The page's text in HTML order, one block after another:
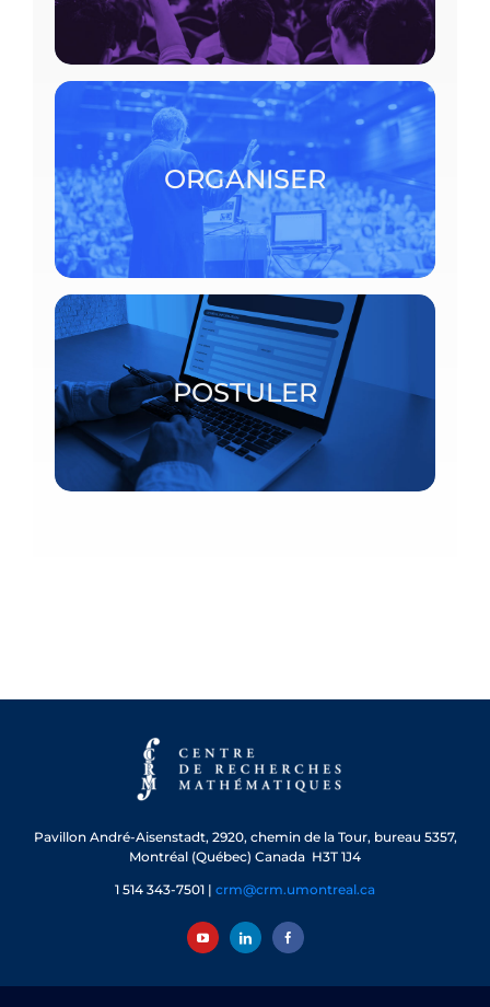
PARTICIPER
ORGANISER
Pour organiser un événement scientifique au
CRM, consulter les procédures détaillées.
ORGANISER
POSTULER
Bourses postdoctorales et chercheurs invités
POSTULER
Pavillon André-Aisenstadt, 2920, chemin de la Tour, bureau 5357,
Montréal (Québec) Canada H3T 1J4
1 514 343-7501 | crm@crm.umontreal.ca